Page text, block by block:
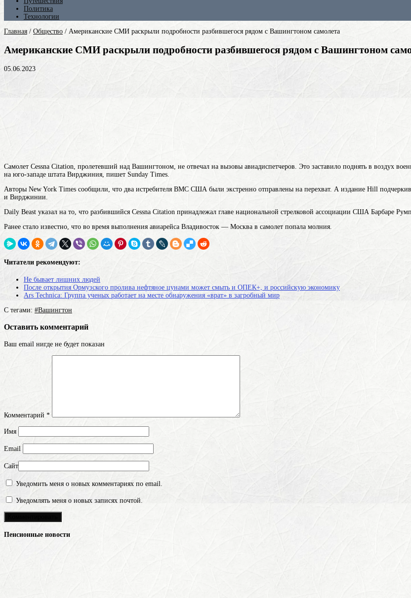
Политика
Технологии
Главная / Общество / Американские СМИ раскрыли подробности разбившегося рядом с Вашингтоном самолета
Американские СМИ раскрыли подробности разбившегося рядом с Вашингтоном
05.06.2023
Самолет Cessna Citation, пролетевший над Вашингтоном, не отвечал на вызовы авиадиспетчеров. Это заставило поднять в воздух
на юго-западе штата Вирджиния, пишет Sunday Times.
Авторы New York Times сообщили, что два истребителя ВМС США были экстренно отправлены на перехват. А издание Hill
и Вирджинии.
Daily Beast указал на то, что разбившийся Cessna Citation принадлежал главе национальной стрелковой ассоциации США Барбаре
Ранее стало известно, что во время выполнения авиарейса Владивосток — Москва в самолет попала молния.
Читатели рекомендуют:
Не бывает лишних людей
После открытия Ормузского пролива нефтяное цунами может смыть и ОПЕК+, и российскую экономику
Ars Technica: Группа ученых работает на месте обнаружения «врат» в загробный мир
С тегами: #Вашингтон
Оставить комментарий
Ваш email нигде не будет показан
Комментарий *
Имя
Email
Сайт
Уведомить меня о новых комментариях по email.
Уведомлять меня о новых записях почтой.
Пенсионные новости